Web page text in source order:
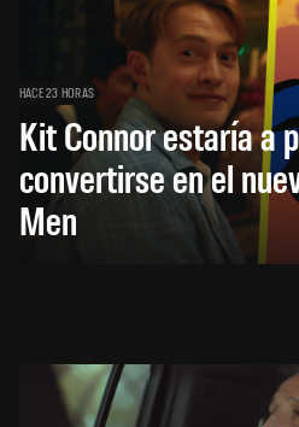
HACE 23 HORAS
Kit Connor estaría a
convertirse en el
Men